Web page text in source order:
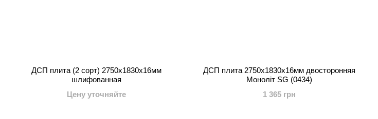
ДСП плита (2 сорт) 2750x1830x16мм
шлифованная
Цену уточняйте
ДСП плита 2750x1830x16мм двосторонняя
Моноліт SG (0434)
1 365 грн